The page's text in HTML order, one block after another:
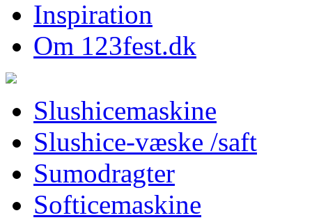
Inspiration
Om 123fest.dk
Slushicemaskine
Slushice-væske /saft
Sumodragter
Softicemaskine